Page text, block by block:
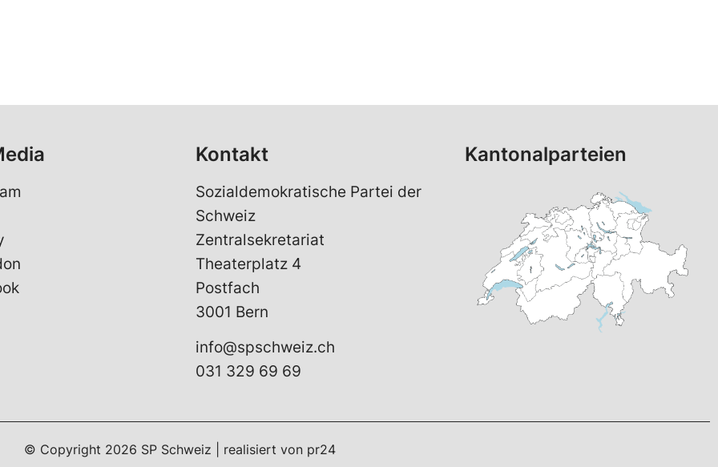
Kontakt
Sozialdemokratische Partei der
Schweiz
Zentralsekretariat
Theaterplatz 4
Postfach
3001 Bern
info@spschweiz.ch
031 329 69 69
Kantonalparteien
© Copyright 2026 SP Schweiz | realisiert von pr24